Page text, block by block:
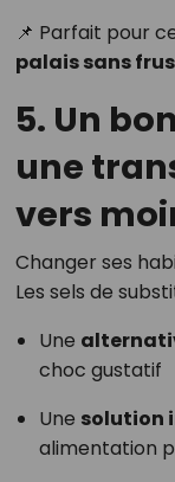
📌 Parfait pour
palais sans
5. Un
une
vers
Changer ses
Les sels de
Une
choc gustatif
Une solution
alimentation